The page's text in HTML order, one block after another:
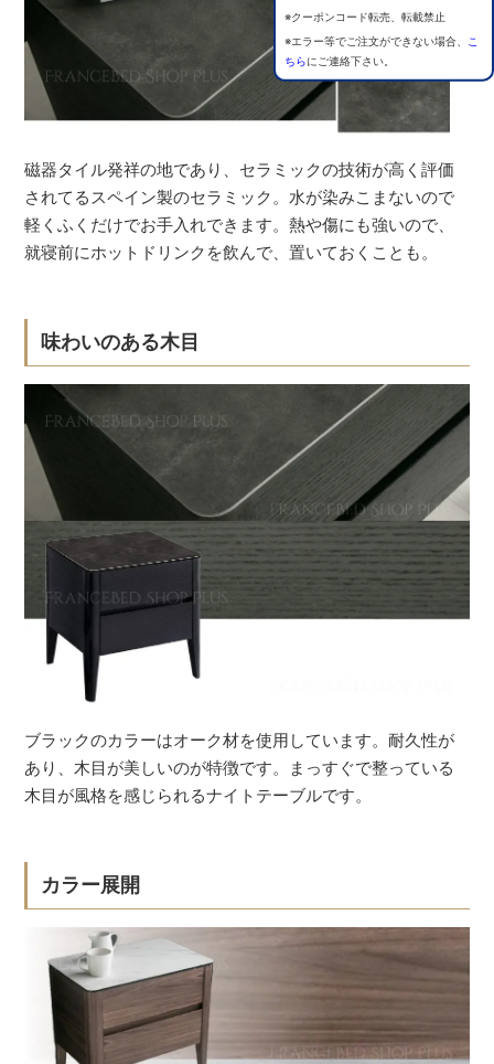
※クーポンコード転売、転載禁止
※エラー等でご注文ができない場合、
こ
ちらにご連絡下さい。
磁器タイル発祥の地であり、セラミックの技術が高く評価
されてるスペイン製のセラミック。水が染みこまないので
軽くふくだけでお手入れできます。熱や傷にも強いので、
就寝前にホットドリンクを飲んで、置いておくことも。
味わいのある木目
ブラックのカラーはオーク材を使用しています。耐久性が
あり、木目が美しいのが特徴です。まっすぐで整っている
木目が風格を感じられるナイトテーブルです。
カラー展開